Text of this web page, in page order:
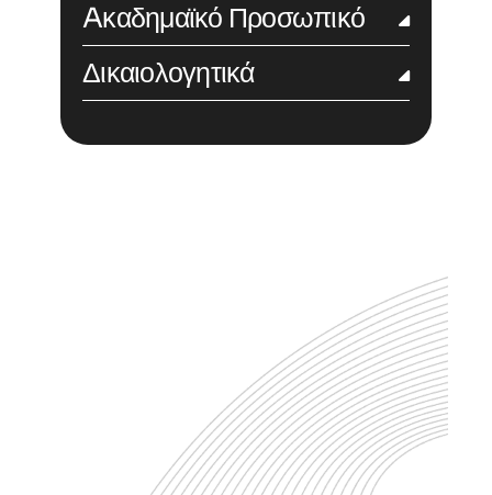
Aκαδημαϊκό Προσωπικό
Δικαιολογητικά